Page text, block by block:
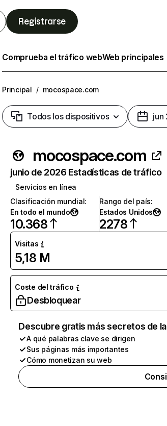
Registrarse
Comprueba el tráfico webWeb principales
Principal / mocospace.com
Todos los dispositivos jun
mocospace.com
junio de 2026 Estadísticas de tráfico
Servicios en línea
Clasificación mundial:
En todo el mundo
10.368
Rango del país:
Estados Unidos
2278
Visitas
5,18 M
Coste del tráfico
Desbloquear
Descubre gratis más secretos de
A qué palabras clave se dirigen
Sus páginas más importantes
Cómo monetizan su web